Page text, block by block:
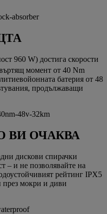
960 W) достига скорости
момент от 40 Nm
батерия от 48
продължаващи
ВИ ОЧАКВА
дискови спирачки
– и не позволявайте на
рейтинг IPX5
през мокри и диви